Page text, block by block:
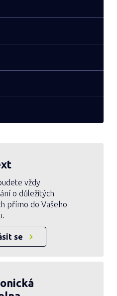
vždy
o důležitých
přímo do Vašeho
se